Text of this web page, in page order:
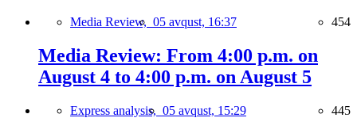
Media Review, 05 avqust, 16:37 454
Media Review: From 4:00 p.m. on
August 4 to 4:00 p.m. on August 5
Express analysis, 05 avqust, 15:29 445